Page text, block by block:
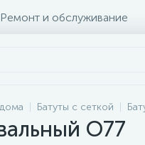
Ремонт и обслуживание
Батуты с сеткой
O77